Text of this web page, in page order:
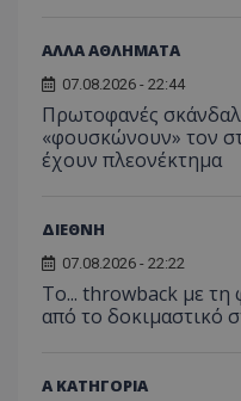
ΑΛΛΑ ΑΘΛΗΜΑΤΑ
07.08.2026 - 22:44
Πρωτοφανές
«φουσκώνουν» τον
έχουν πλεονέκτημα
ΔΙΕΘΝΗ
07.08.2026 - 22:22
Το... throwback με τη
από το δοκιμαστικό
Α ΚΑΤΗΓΟΡΙΑ